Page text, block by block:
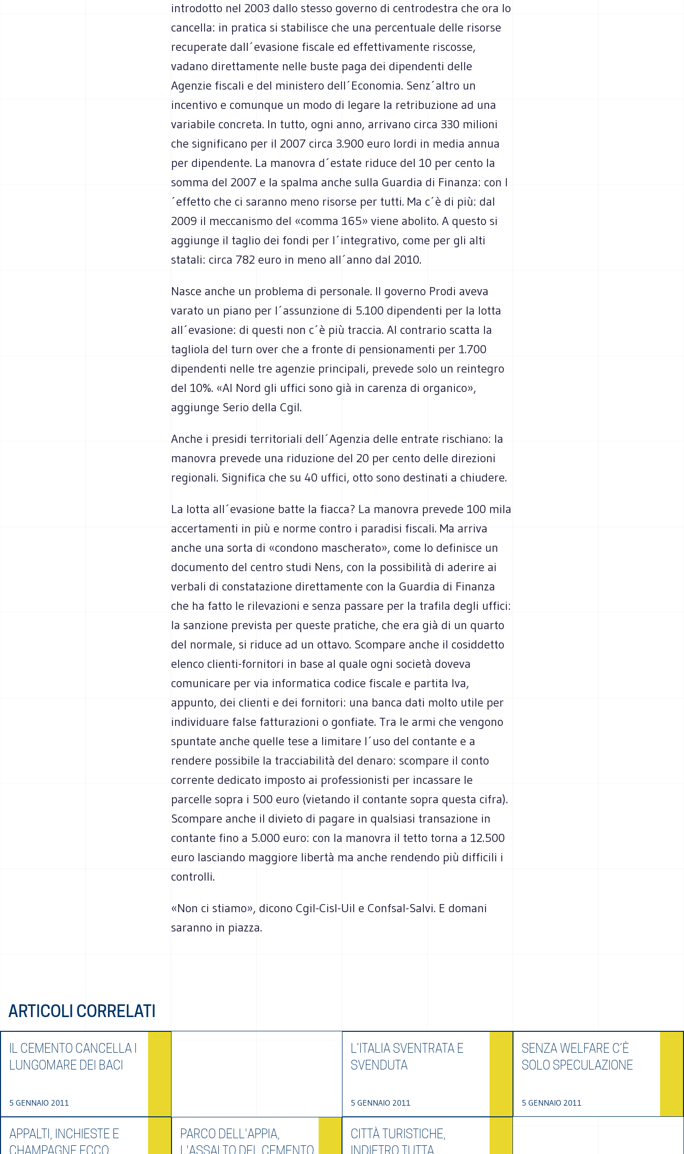
introdotto nel 2003 dallo stesso governo di centrodestra che ora lo
cancella: in pratica si stabilisce che una percentuale delle risorse
recuperate dall´evasione fiscale ed effettivamente riscosse,
vadano direttamente nelle buste paga dei dipendenti delle
Agenzie fiscali e del ministero dell´Economia. Senz´altro un
incentivo e comunque un modo di legare la retribuzione ad una
variabile concreta. In tutto, ogni anno, arrivano circa 330 milioni
che significano per il 2007 circa 3.900 euro lordi in media annua
per dipendente. La manovra d´estate riduce del 10 per cento la
somma del 2007 e la spalma anche sulla Guardia di Finanza: con l
´effetto che ci saranno meno risorse per tutti. Ma c´è di più: dal
2009 il meccanismo del «comma 165» viene abolito. A questo si
aggiunge il taglio dei fondi per l´integrativo, come per gli alti
statali: circa 782 euro in meno all´anno dal 2010.
Nasce anche un problema di personale. Il governo Prodi aveva
varato un piano per l´assunzione di 5.100 dipendenti per la lotta
all´evasione: di questi non c´è più traccia. Al contrario scatta la
tagliola del turn over che a fronte di pensionamenti per 1.700
dipendenti nelle tre agenzie principali, prevede solo un reintegro
del 10%. «Al Nord gli uffici sono già in carenza di organico»,
aggiunge Serio della Cgil.
Anche i presidi territoriali dell´Agenzia delle entrate rischiano: la
manovra prevede una riduzione del 20 per cento delle direzioni
regionali. Significa che su 40 uffici, otto sono destinati a chiudere.
La lotta all´evasione batte la fiacca? La manovra prevede 100 mila
accertamenti in più e norme contro i paradisi fiscali. Ma arriva
anche una sorta di «condono mascherato», come lo definisce un
documento del centro studi Nens, con la possibilità di aderire ai
verbali di constatazione direttamente con la Guardia di Finanza
che ha fatto le rilevazioni e senza passare per la trafila degli uffici:
la sanzione prevista per queste pratiche, che era già di un quarto
del normale, si riduce ad un ottavo. Scompare anche il cosiddetto
elenco clienti-fornitori in base al quale ogni società doveva
comunicare per via informatica codice fiscale e partita Iva,
appunto, dei clienti e dei fornitori: una banca dati molto utile per
individuare false fatturazioni o gonfiate. Tra le armi che vengono
spuntate anche quelle tese a limitare l´uso del contante e a
rendere possibile la tracciabilità del denaro: scompare il conto
corrente dedicato imposto ai professionisti per incassare le
parcelle sopra i 500 euro (vietando il contante sopra questa cifra).
Scompare anche il divieto di pagare in qualsiasi transazione in
contante fino a 5.000 euro: con la manovra il tetto torna a 12.500
euro lasciando maggiore libertà ma anche rendendo più difficili i
controlli.
«Non ci stiamo», dicono Cgil-Cisl-Uil e Confsal-Salvi. E domani
saranno in piazza.
ARTICOLI CORRELATI
IL CEMENTO CANCELLA I
LUNGOMARE DEI BACI
5 GENNAIO 2011
L’ITALIA SVENTRATA E
SVENDUTA
5 GENNAIO 2011
SENZA WELFARE C’È
SOLO SPECULAZIONE
5 GENNAIO 2011
APPALTI, INCHIESTE E
CHAMPAGNE ECCO
PARCO DELL'APPIA,
L'ASSALTO DEL CEMENTO
CITTÀ TURISTICHE,
INDIETRO TUTTA